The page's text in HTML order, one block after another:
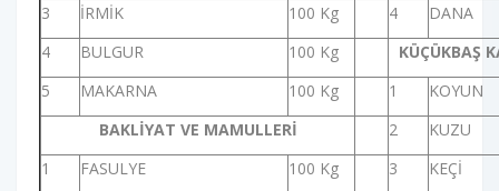
3
İRMİK 100 Kg 4
DANA
4
BULGUR 100 Kg
KÜÇÜKBAŞ
5
MAKARNA 100 Kg 1
KOYUN
BAKLİYAT VE MAMULLERİ
2
KUZU
1
FASULYE 100 Kg 3
KEÇİ